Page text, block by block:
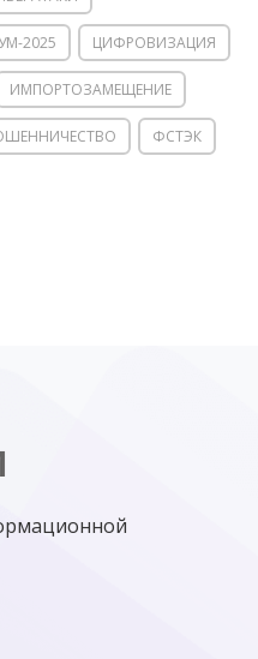
2025 ЦИФРОВИЗАЦИЯ
ИМПОРТОЗАМЕЩЕНИЕ
ФСТЭК